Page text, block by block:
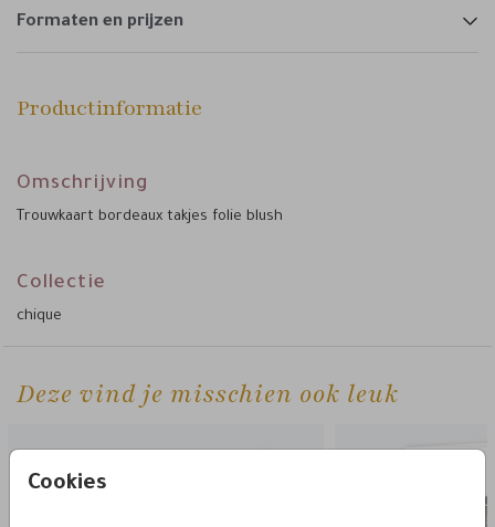
Cookies
Formaten en prijzen
Productinformatie
Omschrijving
Trouwkaart bordeaux takjes folie blush
Collectie
chique
Deze vind je misschien ook leuk